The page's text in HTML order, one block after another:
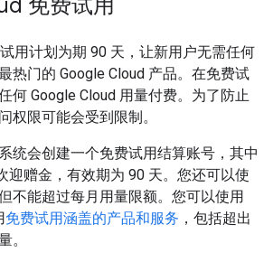
免费试用
用计划为期 90 天，让新用户无需任何
热门的 Google Cloud 产品。在免费试
何 Google Cloud 用量付费。为了防止
权限可能会受到限制。
统会创建一个免费试用结算账号，其中
迎赠金，有效期为 90 天。您还可以使
不能超过每月用量限额。您可以使用
免费试用涵盖的产品和服务 ，包括超出
。